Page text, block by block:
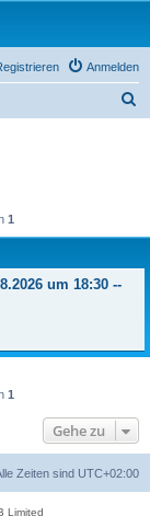
Anmelden
1
um 18:30 --
1
Gehe zu
Zeiten sind UTC+02:00
Limited